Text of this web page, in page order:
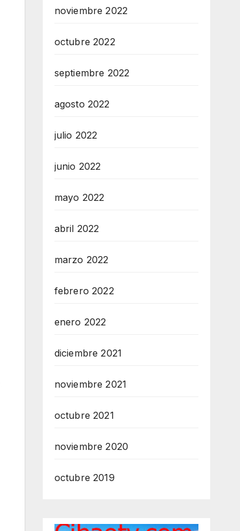
noviembre 2022
octubre 2022
septiembre 2022
agosto 2022
julio 2022
junio 2022
mayo 2022
abril 2022
marzo 2022
febrero 2022
enero 2022
diciembre 2021
noviembre 2021
octubre 2021
noviembre 2020
octubre 2019